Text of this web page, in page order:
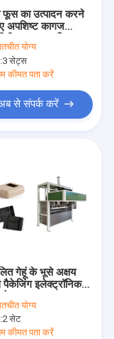
फूस का उत्पादन करने
अपशिष्ट कागज
पारस्परिक
योग्य
3 सेट्स
कीमत पता करें
से संपर्क करें
गेहूं के भूसे अक्षय
पैकेजिंग इलेक्ट्रॉनिक
योग्य
2 सेट
कीमत पता करें